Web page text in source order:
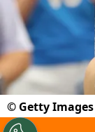
© Getty Images
Open